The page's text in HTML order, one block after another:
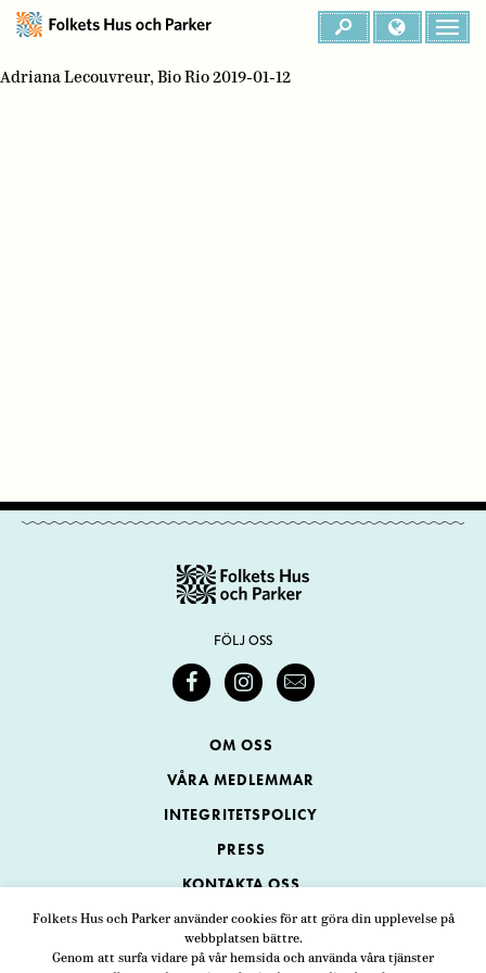
Folkets Hus och Parker använder cookies för att göra din upplevelse på
webbplatsen bättre.
Genom att surfa vidare på vår hemsida och använda våra tjänster
Adriana Lecouvreur, Bio Rio 2019-01-12
FÖLJ OSS
OM OSS
VÅRA MEDLEMMAR
INTEGRITETSPOLICY
PRESS
KONTAKTA OSS
Folkets Hus och Parker